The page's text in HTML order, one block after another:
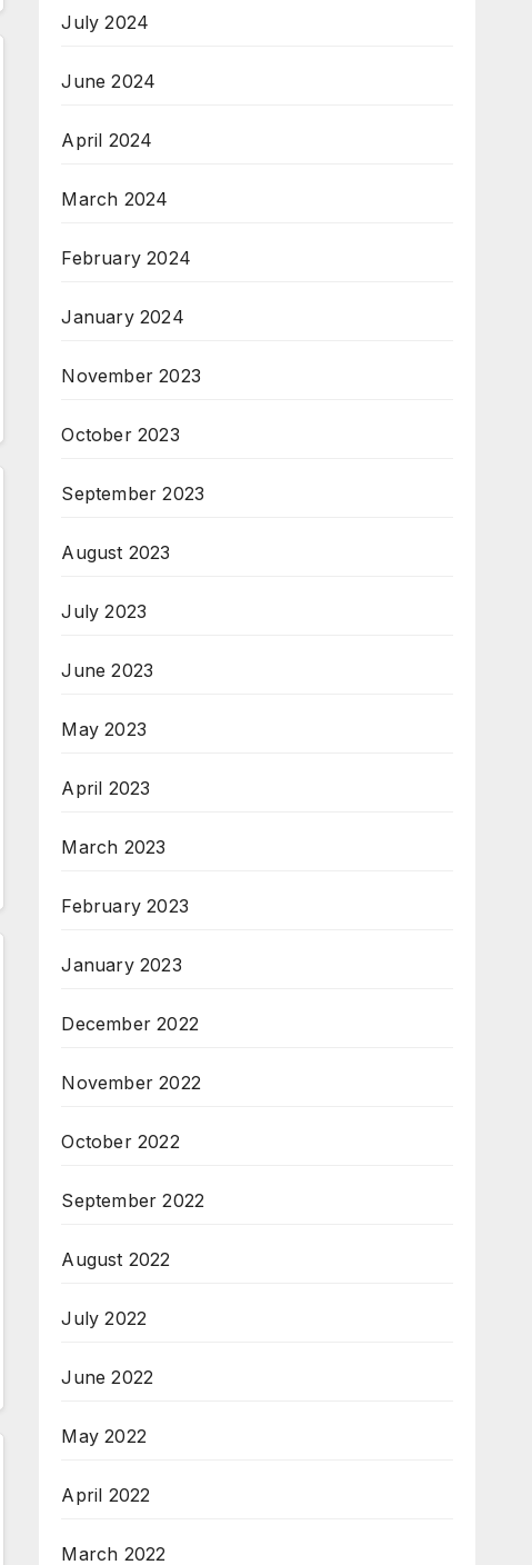
July 2024
June 2024
April 2024
March 2024
February 2024
January 2024
November 2023
October 2023
September 2023
August 2023
July 2023
June 2023
May 2023
April 2023
March 2023
February 2023
January 2023
December 2022
November 2022
October 2022
September 2022
August 2022
July 2022
June 2022
May 2022
April 2022
March 2022